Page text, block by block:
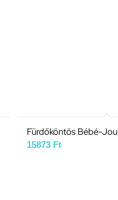
Fürdőköntös Bébé-
15873 Ft